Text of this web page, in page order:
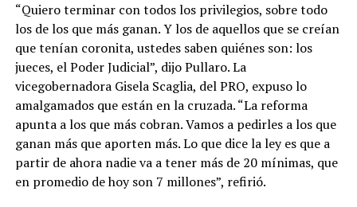
“Quiero terminar con todos los privilegios, sobre todo
los de los que más ganan. Y los de aquellos que se creían
que tenían coronita, ustedes saben quiénes son: los
jueces, el Poder Judicial”, dijo Pullaro. La
vicegobernadora Gisela Scaglia, del PRO, expuso lo
amalgamados que están en la cruzada. “La reforma
apunta a los que más cobran. Vamos a pedirles a los que
ganan más que aporten más. Lo que dice la ley es que a
partir de ahora nadie va a tener más de 20 mínimas, que
en promedio de hoy son 7 millones”, refirió.